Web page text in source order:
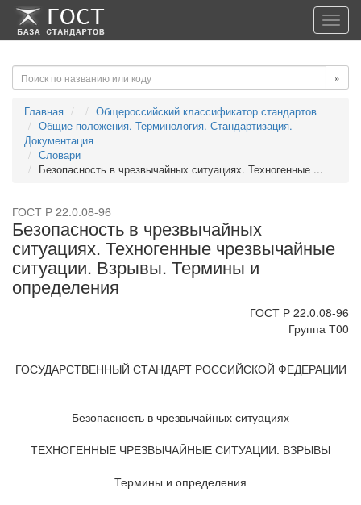
-->-->
»
Главная
Общероссийский классификатор стандартов
Общие положения. Терминология. Стандартизация.
Документация
Словари
Безопасность в чрезвычайных ситуациях. Техногенные ...
ГОСТ Р 22.0.08-96
Безопасность в чрезвычайных
ситуациях. Техногенные чрезвычайные
ситуации. Взрывы. Термины и
определения
ГОСТ Р 22.0.08-96
Группа Т00
ГОСУДАРСТВЕННЫЙ СТАНДАРТ РОССИЙСКОЙ ФЕДЕРАЦИИ
Безопасность в чрезвычайных ситуациях
ТЕХНОГЕННЫЕ ЧРЕЗВЫЧАЙНЫЕ СИТУАЦИИ. ВЗРЫВЫ
Термины и определения